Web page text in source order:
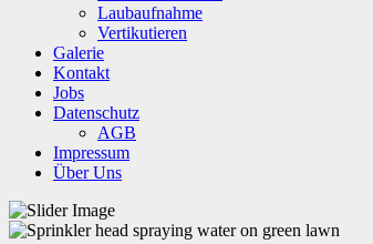
Laubaufnahme
Vertikutieren
Galerie
Kontakt
Jobs
Datenschutz
AGB
Impressum
Über Uns